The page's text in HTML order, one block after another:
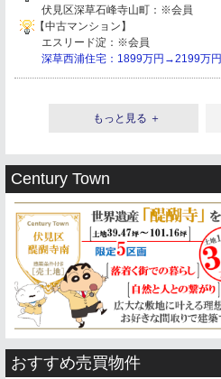
伏見区深草石峰寺山町：※会員
【中古マンション】
エスリード淀：※会員
深草西浦住宅：1899万円→2199万円
もっと見る ＋
Century Town
おすすめ売買物件